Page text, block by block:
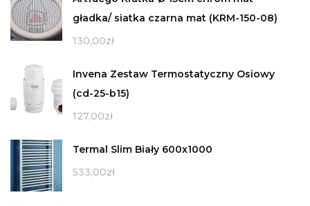
gładka/ siatka czarna mat (KRM-150-08)
130,00zł
Invena Zestaw Termostatyczny Osiowy
(cd-25-b15)
127,00zł
Termal Slim Biały 600x1000
533,00zł